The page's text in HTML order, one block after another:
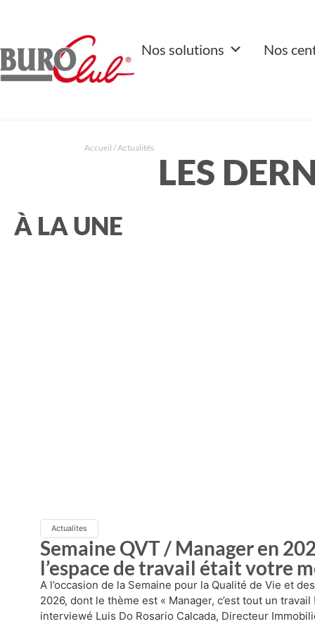
Nos solutions Nos
Accueil /Actualités
LES
À LA UNE
Actualites
Semaine QVT / Manager en
l’espace de travail était votre
A l’occasion de la Semaine pour la Qualité de Vie et
2026, dont le thème est « Manager, c’est tout un travail
interviewé Luis Do Rosario Calcada, Directeur